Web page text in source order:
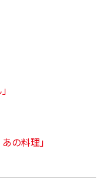
の料理」